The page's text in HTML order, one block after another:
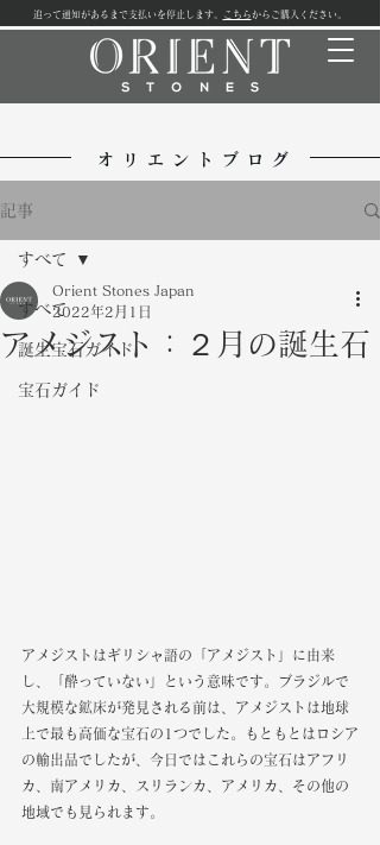
追って通知があるまで支払いを停止します。 こちらからご購入ください。
オリエントブログ
記事
すべて
誕生宝石ガイド
宝石ガイド
すべて
アメジスト：２月の誕生石
Orient Stones Japan
2022年2月1日
アメジストはギリシャ語の「アメジスト」に由来
し、「酔っていない」という意味です。ブラジルで
大規模な鉱床が発見される前は、アメジストは地球
上で最も高価な宝石の1つでした。もともとはロシア
の輸出品でしたが、今日ではこれらの宝石はアフリ
カ、南アメリカ、スリランカ、アメリカ、その他の
地域でも見られます。